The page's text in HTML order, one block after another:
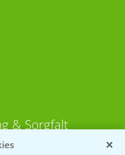
& Sorgfalt